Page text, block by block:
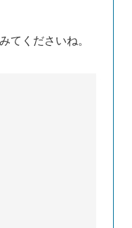
てくださいね。